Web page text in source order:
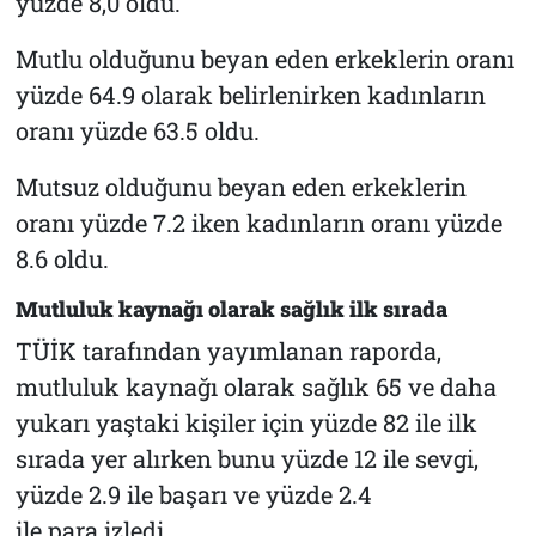
Mutlu olduğunu beyan eden erkeklerin oranı
yüzde 64.9 olarak belirlenirken kadınların
oranı yüzde 63.5 oldu.
Mutsuz olduğunu beyan eden erkeklerin
oranı yüzde 7.2 iken kadınların oranı yüzde
8.6 oldu.
Mutluluk kaynağı olarak sağlık ilk sırada
TÜİK tarafından yayımlanan raporda,
mutluluk kaynağı olarak sağlık 65 ve daha
yukarı yaştaki kişiler için yüzde 82 ile ilk
sırada yer alırken bunu yüzde 12 ile sevgi,
yüzde 2.9 ile başarı ve yüzde 2.4
ile para izledi.